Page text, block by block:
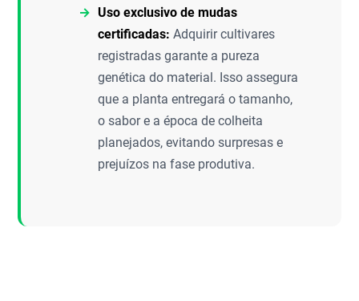
Uso exclusivo de mudas
certificadas: Adquirir cultivares
registradas garante a pureza
genética do material. Isso assegura
que a planta entregará o tamanho,
o sabor e a época de colheita
planejados, evitando surpresas e
prejuízos na fase produtiva.